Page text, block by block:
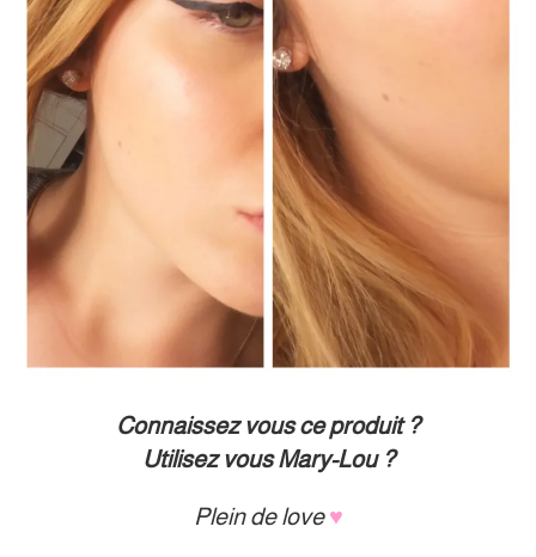
Connaissez vous ce produit ?
Utilisez vous Mary-Lou ?
Plein de love ♥︎